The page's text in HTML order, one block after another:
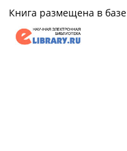
Книга размещена в базе